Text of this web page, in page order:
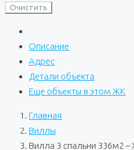
Очистить
Описание
Адрес
Детали объекта
Еще объекты в этом ЖК
Главная
Виллы
Вилла 3 спальни 336м2 –